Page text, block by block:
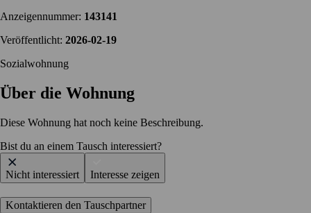
Anzeigennummer: 143141
Veröffentlicht: 2026-02-19
Sozialwohnung
Über die Wohnung
Diese Wohnung hat noch keine Beschreibung.
Bist du an einem Tausch interessiert?
Nicht interessiert Interesse zeigen
Kontaktieren den Tauschpartner